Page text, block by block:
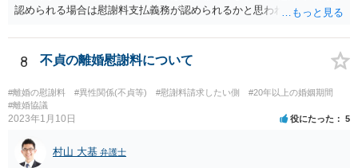
認められる場合は慰謝料支払義務が認められるかと思われます。 ま
観的な事実かは不明なため、客観的な事実として婚姻関係が破綻して
いたことが証明できない限り、そのような説明を受けていたとしても
配偶者からの慰謝料請求については影響はあまりしないでしょう。 探
偵費用については認められるケースもありますが、一部に限られるも
のも多く、少なくとも最初から支払いに合意はせず、支払い義務がな
いことを主張し争うこととなるかと思われます。
8 不貞の離婚慰謝料について
#離婚の慰謝料 #異性関係(不貞等) #慰謝料請求したい側
#20年以上の婚姻期間
#離婚協議
2023年1月10日 役にたった 5
村山 大基 弁護士